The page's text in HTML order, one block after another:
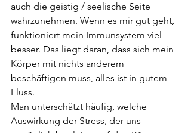
auch die geistig / seelische Seite
wahrzunehmen. Wenn es mir gut geht,
funktioniert mein Immunsystem viel
besser. Das liegt daran, dass sich mein
Körper mit nichts anderem
beschäftigen muss, alles ist in gutem
Fluss.
Man unterschätzt häufig, welche
Auswirkung der Stress, der uns